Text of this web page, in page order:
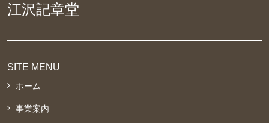
江沢記章堂
SITE MENU
ホーム
事業案内